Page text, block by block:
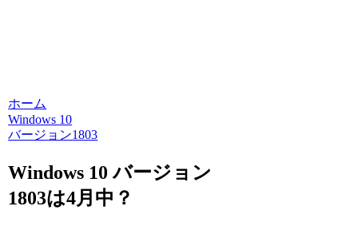
ホーム
Windows 10
バージョン1803
Windows 10 バージョン
1803は4月中？